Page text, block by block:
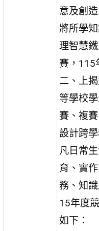
意及創
將所學
理智慧
賽，115
二、上
等學校
賽、複
設計跨
凡日常
育、實
務、知
15年度
如下：